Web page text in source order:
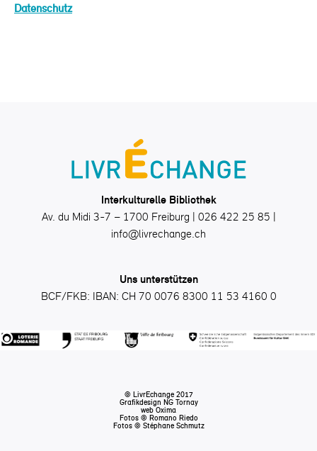
Datenschutz
Interkulturelle Bibliothek
Av. du Midi 3-7 – 1700 Freiburg | 026 422 25 85 |
info@livrechange.ch
Uns unterstützen
BCF/FKB: IBAN: CH 70 0076 8300 11 53 4160 0
© LivrEchange 2017
Grafikdesign NG Tornay
webOxima
Fotos © Romano Riedo
Fotos © Stéphane Schmutz